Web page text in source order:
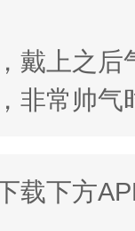
戴上之
非常帅气
载下方